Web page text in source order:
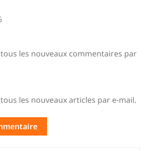
les nouveaux commentaires par
les nouveaux articles par e-mail.